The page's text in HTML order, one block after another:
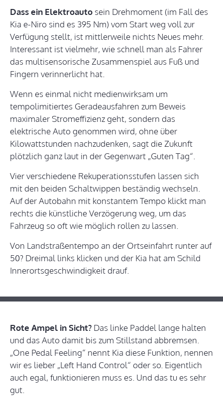
Dass ein Elektroauto sein Drehmoment (im Fall des
Kia e-Niro sind es 395 Nm) vom Start weg voll zur
Verfügung stellt, ist mittlerweile nichts Neues mehr.
Interessant ist vielmehr, wie schnell man als Fahrer
das multisensorische Zusammenspiel aus Fuß und
Fingern verinnerlicht hat.
Wenn es einmal nicht medienwirksam um
tempolimitiertes Geradeausfahren zum Beweis
maximaler Stromeffizienz geht, sondern das
elektrische Auto genommen wird, ohne über
Kilowattstunden nachzudenken, sagt die Zukunft
plötzlich ganz laut in der Gegenwart „Guten Tag“.
Vier verschiedene Rekuperationsstufen lassen sich
mit den beiden Schaltwippen beständig wechseln.
Auf der Autobahn mit konstantem Tempo klickt man
rechts die künstliche Verzögerung weg, um das
Fahrzeug so oft wie möglich rollen zu lassen.
Von Landstraßentempo an der Ortseinfahrt runter auf
50? Dreimal links klicken und der Kia hat am Schild
Innerortsgeschwindigkeit drauf.
Rote Ampel in Sicht? Das linke Paddel lange halten
und das Auto damit bis zum Stillstand abbremsen.
„One Pedal Feeling“ nennt Kia diese Funktion, nennen
wir es lieber „Left Hand Control“ oder so. Eigentlich
auch egal, funktionieren muss es. Und das tu es sehr
gut.